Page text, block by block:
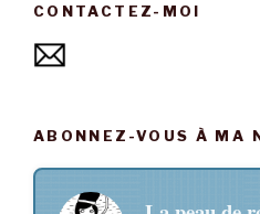
CONTACTEZ-MOI
ABONNEZ-VOUS À MA